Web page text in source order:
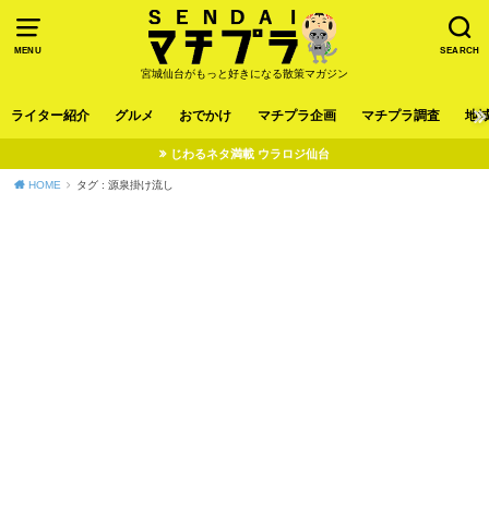
MENU SEARCH
宮城仙台がもっと好きになる散策マガジン
ライター紹介 グルメ おでかけ マチプラ企画 マチプラ調査 地
じわるネタ満載 ウラロジ仙台
HOME タグ : 源泉掛け流し